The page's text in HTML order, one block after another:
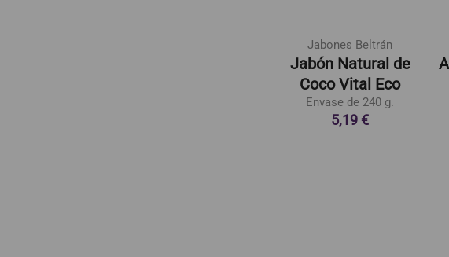
Jabones Beltrán
Jabón Natural de
Coco Vital Eco
Envase de 240 g.
5,19 €